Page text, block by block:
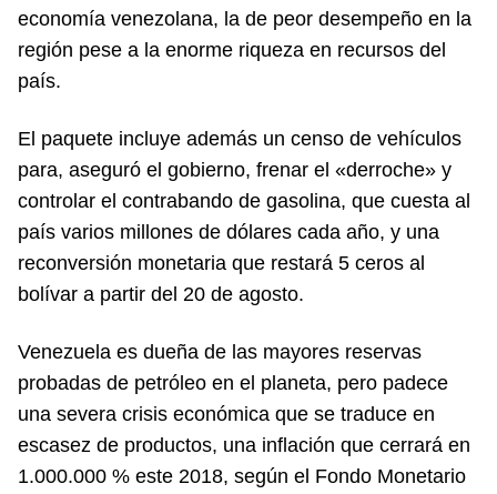
economía venezolana, la de peor desempeño en la
región pese a la enorme riqueza en recursos del
país.
El paquete incluye además un censo de vehículos
para, aseguró el gobierno, frenar el «derroche» y
controlar el contrabando de gasolina, que cuesta al
país varios millones de dólares cada año, y una
reconversión monetaria que restará 5 ceros al
bolívar a partir del 20 de agosto.
Venezuela es dueña de las mayores reservas
probadas de petróleo en el planeta, pero padece
una severa crisis económica que se traduce en
escasez de productos, una inflación que cerrará en
1.000.000 % este 2018, según el Fondo Monetario